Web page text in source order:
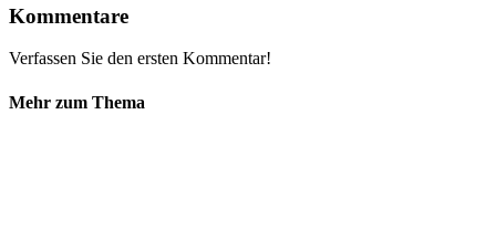
Kommentare
Verfassen Sie den ersten Kommentar!
Mehr zum Thema